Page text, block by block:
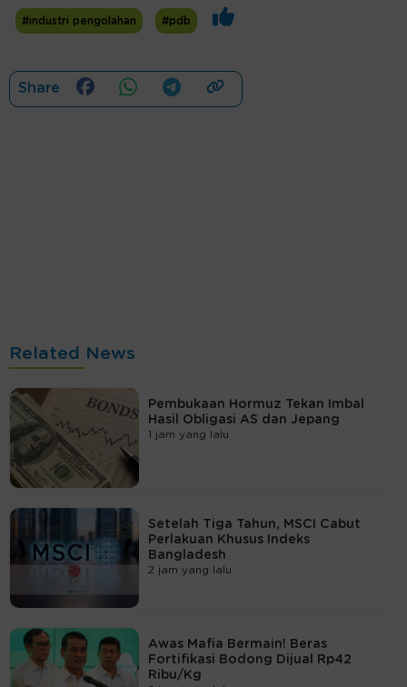
#industri pengolahan #pdb
Share
Related News
Pembukaan Hormuz Tekan Imbal
Hasil Obligasi AS dan Jepang
1 jam yang lalu
Setelah Tiga Tahun, MSCI Cabut
Perlakuan Khusus Indeks
Bangladesh
2 jam yang lalu
Awas Mafia Bermain! Beras
Fortifikasi Bodong Dijual Rp42
Ribu/Kg